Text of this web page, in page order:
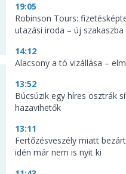
19:05
Robinson Tours:
utazási iroda – új
14:12
Alacsony a tó vizállása –
13:52
Búcsúzik egy híres osztrák
hazavihetők
13:11
Fertőzésveszély miatt
idén már nem is nyit ki